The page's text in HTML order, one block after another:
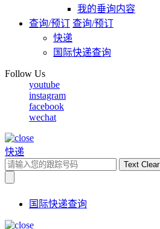
我的垂询内容
查询/预订 查询/预订
快递
国际快递查询
Follow Us
youtube
instagram
facebook
wechat
快递
Text Clear
国际快递查询